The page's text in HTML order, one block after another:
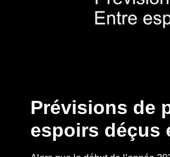
Prévisions de
espoirs déçus